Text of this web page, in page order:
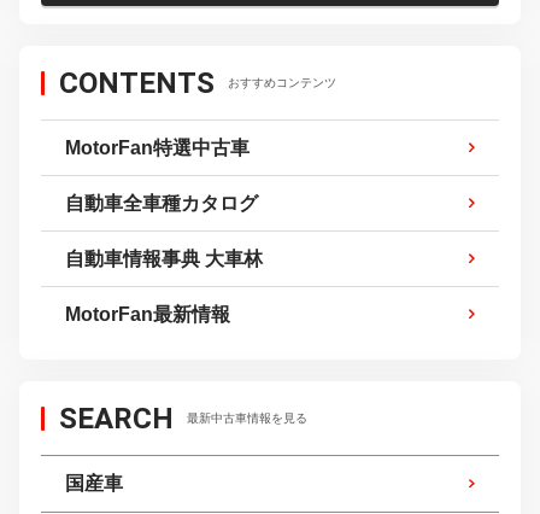
CONTENTS おすすめコンテンツ
MotorFan特選中古車
自動車全車種カタログ
自動車情報事典 大車林
MotorFan最新情報
SEARCH 最新中古車情報を見る
国産車